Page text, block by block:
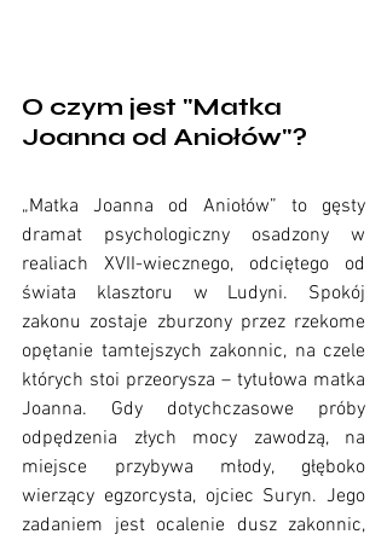
O czym jest "Matka
Joanna od Aniołów"?
„Matka Joanna od Aniołów” to gęsty
dramat psychologiczny osadzony w
realiach XVII-wiecznego, odciętego od
świata klasztoru w Ludyni. Spokój
zakonu zostaje zburzony przez rzekome
opętanie tamtejszych zakonnic, na czele
których stoi przeorysza – tytułowa matka
Joanna. Gdy dotychczasowe próby
odpędzenia złych mocy zawodzą, na
miejsce przybywa młody, głęboko
wierzący egzorcysta, ojciec Suryn. Jego
zadaniem jest ocalenie dusz zakonnic,